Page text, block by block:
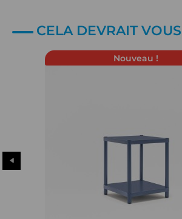
CELA DEVRAIT
Nouveau !